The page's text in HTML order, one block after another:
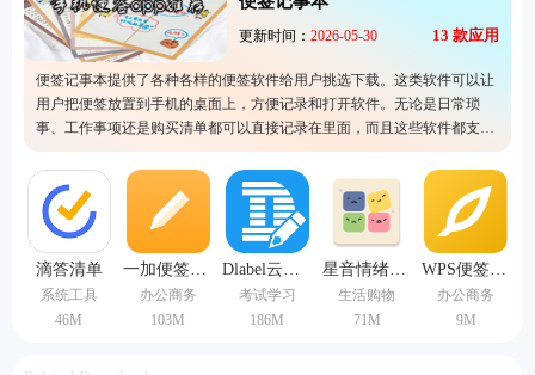
更新时间： 2026-05-30 13 款应用
便签记事本提供了各种各样的便签软件给用户挑选下载。这类软件可以让
用户把便签放置到手机的桌面上，方便记录和打开软件。无论是日常琐
事、工作事项还是购买清单都可以直接记录在里面，而且这些软件都支持
使用文字、图片和语音来进行记录，有时候当用户不方便打字时就可以用
语音快速记录，非常的方便又不会泄露任何隐私。
滴答清单
系统工具
46M
办公商务
103M
考试学习
186M
星音情绪日记手机版
生活购物
71M
WPS便签历史版本
办公商务
9M